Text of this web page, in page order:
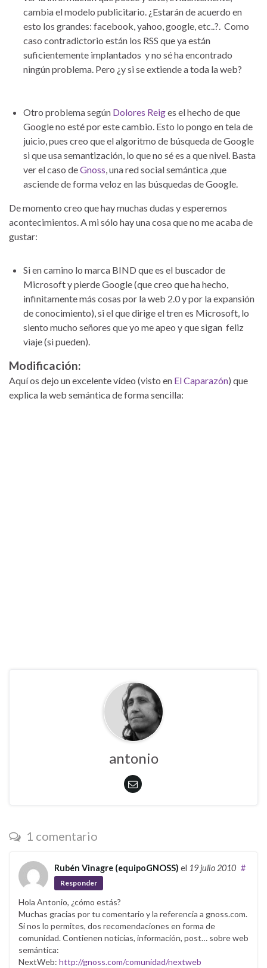
cambia el modelo publicitario. ¿Estarán de acuerdo en
esto los grandes: facebook, yahoo, google, etc..?. Como
caso contradictorio están los RSS que ya están
suficientemente implantados y no sé ha encontrado
ningún problema. Pero ¿y si se extiende a toda la web?
Otro problema según Dolores Reiges el hecho de que
Google no esté por este cambio. Esto lo pongo en tela de
juicio, pues creo que el algoritmo de búsqueda de Google
si que usa semantización, lo que no sé es a que nivel. Basta
ver el caso deGnoss , una red social semántica ,que
asciende de forma veloz en las búsquedas de Google.
De momento creo que hay muchas dudas y esperemos
acontecimientos. A mi sólo hay una cosa que no me acaba de
gustar:
Si en camino lo marca BIND que es el buscador de
Microsoft y pierde Google (que creo que ha hecho,
infinitamente más cosas por la web 2.0 y por la expansión
de conocimiento), si el que dirige el tren es Microsoft, lo
siento mucho señores que yo me apeo y que sigan feliz
viaje (si pueden).
Modificación:
Aquí os dejo un excelente vídeo (visto en El Caparazón) que
explica la web semántica de forma sencilla:
antonio
1 comentario
Rubén Vinagre (equipoGNOSS) el 19 julio 2010 #
Responder
Hola Antonio, ¿cómo estás?
Muchas gracias por tu comentario y la referencia a gnoss.com.
Si nos lo permites, dos recomendaciones en forma de
comunidad. Contienen noticias, información, post… sobre web
semántica:
NextWeb: http://gnoss.com/comunidad/nextweb